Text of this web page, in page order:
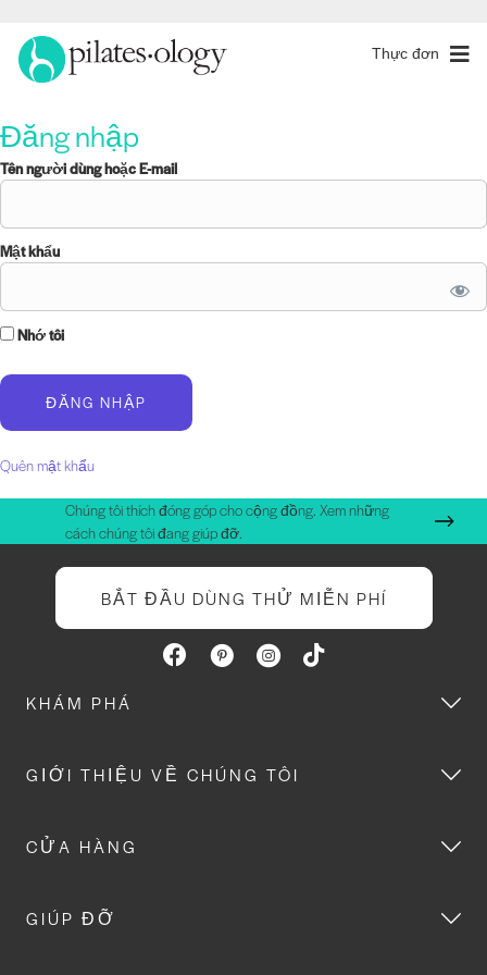
Thực đơn
Đăng nhập
Tên người dùng hoặc E-mail
Mật khẩu
Nhớ tôi
Quên mật khẩu
Chúng tôi thích đóng góp cho cộng đồng. Xem những
cách chúng tôi đang giúp đỡ.
BẮT ĐẦU DÙNG THỬ MIỄN PHÍ
KHÁM PHÁ
GIỚI THIỆU VỀ CHÚNG TÔI
CỬA HÀNG
GIÚP ĐỠ